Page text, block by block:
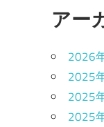
アー
2026
2025
2025
2025